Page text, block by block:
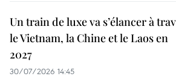
Un train de luxe va s’élancer à
le Vietnam, la Chine et le Laos en
2027
30/07/2026 14:45